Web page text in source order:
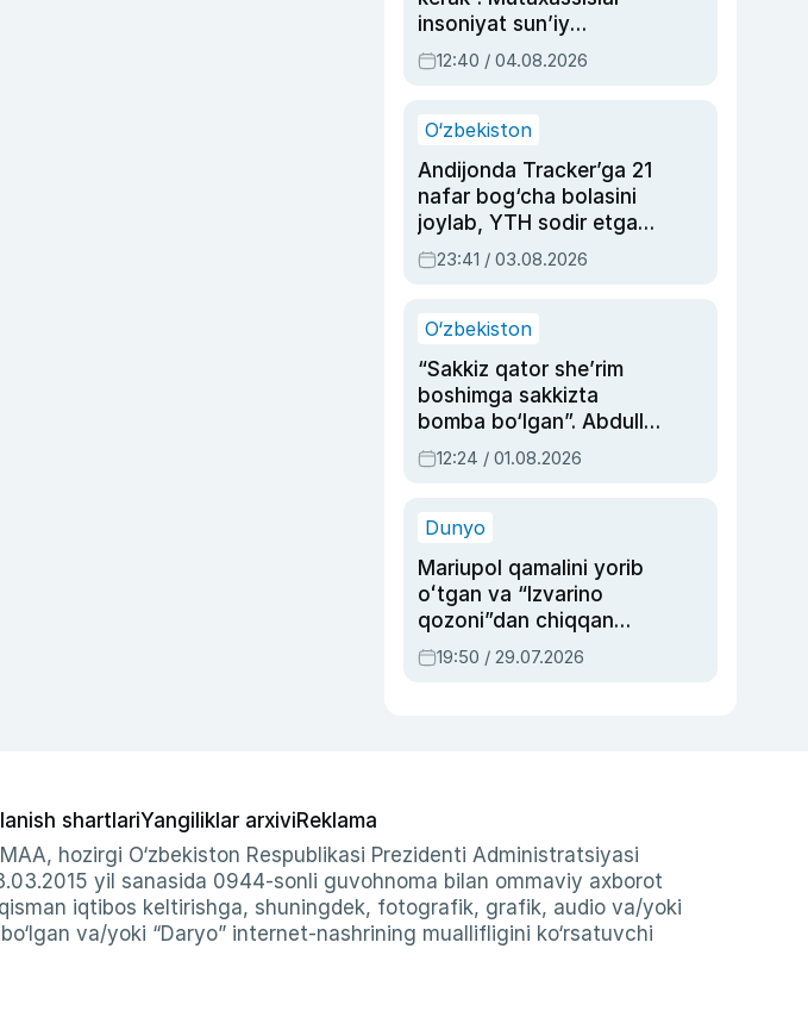
insoniyat sun’iy
intellektni boshqara
olmay qolishidan xavotir
12:40 / 04.08.2026
O‘zbekiston
Andijonda Tracker’ga 21
nafar bog‘cha bolasini
joylab, YTH sodir etgan
ayolga sud hukmi o‘qildi
23:41 / 03.08.2026
O‘zbekiston
“Sakkiz qator she’rim
boshimga sakkizta
bomba bo‘lgan”. Abdulla
Oripovni siyosiy
ayblovlardan asrab
12:24 / 01.08.2026
Dunyo
Mariupol qamalini yorib
oʻtgan va “Izvarino
qozoni”dan chiqqan
qahramon — Ukraina
armiyasi bosh
19:50 / 29.07.2026
shartlariYangiliklar arxiviReklama
hozirgi O‘zbekiston Respublikasi Prezidenti Administratsiyasi
yil sanasida 0944-sonli guvohnoma bilan ommaviy axborot
iqtibos keltirishga, shuningdek, fotografik, grafik, audio va/yoki
va/yoki “Daryo” internet-nashrining muallifligini ko‘rsatuvchi